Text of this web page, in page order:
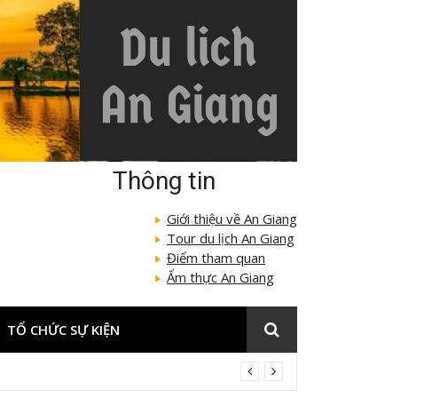
Thông tin
Giới thiệu về An Giang
Tour du lịch An Giang
Điểm tham quan
Ẩm thực An Giang
TỔ CHỨC SỰ KIỆN